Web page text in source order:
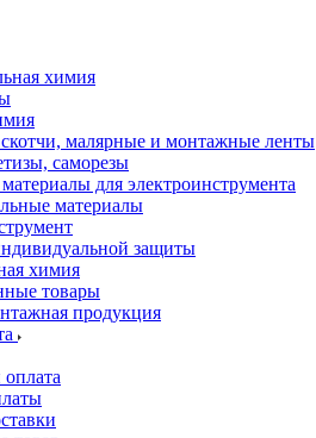
химия
малярные и монтажные ленты
саморезы
для электроинструмента
материалы
защиты
химия
товары
продукция